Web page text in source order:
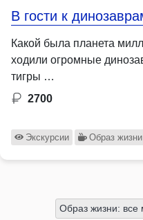
В гости к
Какой была планета
ходили огромные
тигры …
2700
Экскурсии Образ жизни
Образ жизни: все